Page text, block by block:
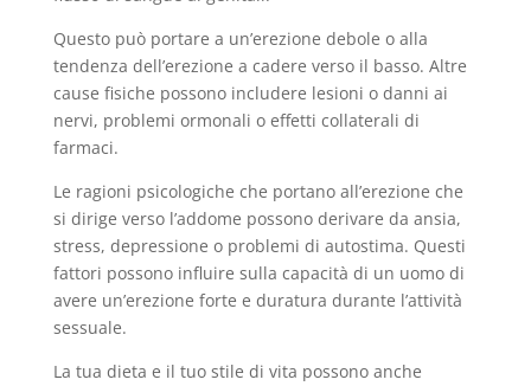
Questo può portare a un’erezione debole o alla
tendenza dell’erezione a cadere verso il basso. Altre
cause fisiche possono includere lesioni o danni ai
nervi, problemi ormonali o effetti collaterali di
farmaci.
Le ragioni psicologiche che portano all’erezione che
si dirige verso l’addome possono derivare da ansia,
stress, depressione o problemi di autostima. Questi
fattori possono influire sulla capacità di un uomo di
avere un’erezione forte e duratura durante l’attività
sessuale.
La tua dieta e il tuo stile di vita possono anche